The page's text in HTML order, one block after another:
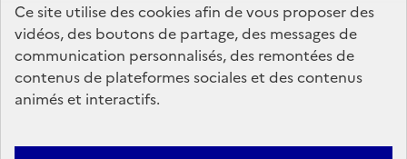
Ce site utilise des cookies afin de vous proposer des
vidéos, des boutons de partage, des messages de
communication personnalisés, des remontées de
contenus de plateformes sociales et des contenus
animés et interactifs.
legifrance.gouv.fr
info.gouv.fr
service-public.gouv.fr
data.gouv.fr